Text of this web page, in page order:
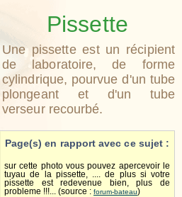
Pissette
Une pissette est un récipient
de laboratoire, de forme
cylindrique, pourvue d'un tube
plongeant et d'un tube
verseur recourbé.
Page(s) en rapport avec ce sujet :
sur cette photo vous pouvez apercevoir le
tuyau de la pissette, .... de plus si votre
pissette est redevenue bien, plus de
probleme !!!... (source : forum-bateau)